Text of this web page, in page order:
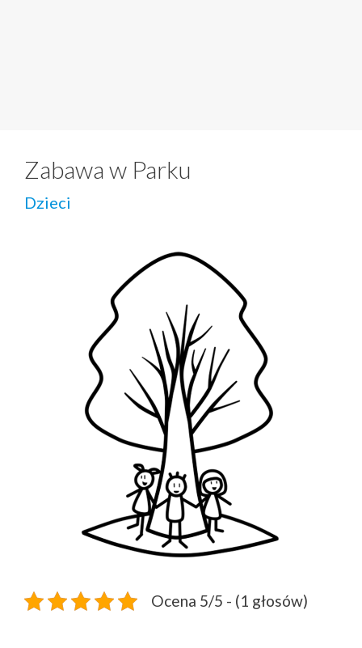
Zabawa w Parku
Dzieci
Ocena 5/5 - (1 głosów)